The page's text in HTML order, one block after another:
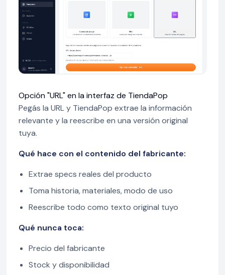
Opción "URL" en la interfaz de TiendaPop
Pegás la URL y TiendaPop extrae la información
relevante y la reescribe en una versión original
tuya.
Qué hace con el contenido del fabricante:
Extrae specs reales del producto
Toma historia, materiales, modo de uso
Reescribe todo como texto original tuyo
Qué nunca toca:
Precio del fabricante
Stock y disponibilidad